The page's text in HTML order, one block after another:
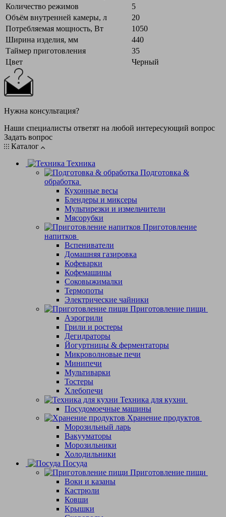
Количество режимов
5
Объём внутренней камеры, л
20
Потребляемая мощность, Вт
1050
Ширина изделия, мм
440
Таймер приготовления
35
Цвет
Черный
Нужна консультация?
Наши специалисты ответят на любой интересующий вопрос
Задать вопрос
Каталог
Техника
Подготовка &
обработка
Кухонные весы
Блендеры и миксеры
Мультирезки и измельчители
Мясорубки
Приготовление
напитков
Вспениватели
Домашняя газировка
Кофеварки
Кофемашины
Соковыжималки
Термопоты
Электрические чайники
Приготовление пищи
Аэрогрили
Грили и ростеры
Дегидраторы
Йогуртницы & ферментаторы
Микроволновые печи
Минипечи
Мультиварки
Тостеры
Хлебопечи
Техника для кухни
Посудомоечные машины
Хранение продуктов
Морозильный ларь
Вакууматоры
Морозильники
Холодильники
Посуда
Приготовление пищи
Воки и казаны
Кастрюли
Ковши
Крышки